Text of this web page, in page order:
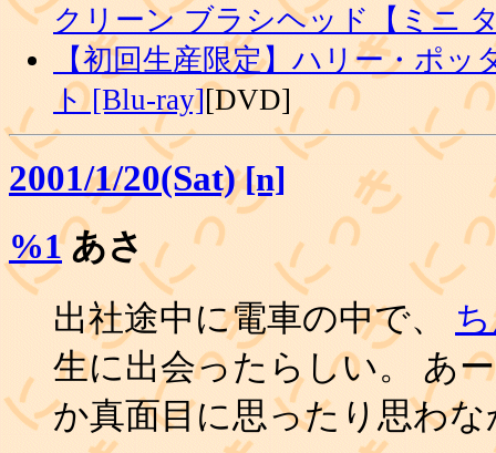
クリーン ブラシヘッド【ミニ
【初回生産限定】ハリー・ポ
ト [Blu-ray][DVD]
2001/1/20(Sat) [n]
%1あさ
出社途中に電車の中で、
生に出会ったらしい。 あ
か真面目に思ったり思わ